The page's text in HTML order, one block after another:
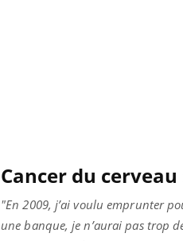
Cancer du
"En 2009, j’ai voulu emprunter
une banque, je n’aurai pas trop